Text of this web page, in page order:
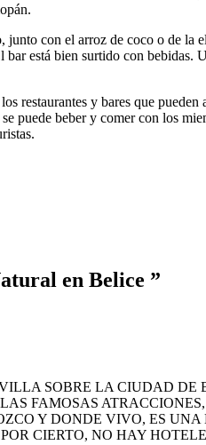
con el arroz de coco o de
está bien surtido con bebidas.
restaurantes y bares que
puede beber y comer con los
en Belice ”
SOBRE LA CIUDAD DE
FAMOSAS
Y DONDE VIVO, ES
CIERTO, NO HAY